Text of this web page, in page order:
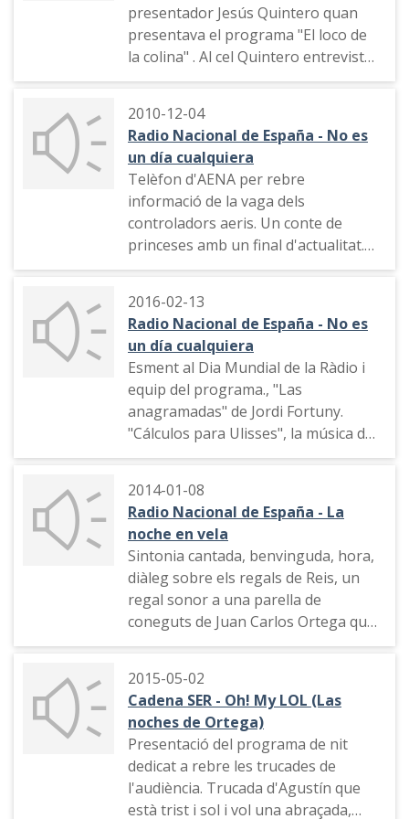
presentador Jesús Quintero quan
presentava el programa "El loco de
la colina" . Al cel Quintero entrevista
a una vella que va morir amb 106
morir el 3 d'octubre de 2022)
2010-12-04
Radio Nacional de España - No es
un día cualquiera
Telèfon d'AENA per rebre
informació de la vaga dels
controladors aeris. Un conte de
princeses amb un final d'actualitat.
Informació des de l'aeroport de
sobre la situació als aeroports i
l'actitud dels passatgers. Espai
dedicat als viatges (els preus dels
taxis al món i altres temes)
2016-02-13
Radio Nacional de España - No es
un día cualquiera
Esment al Dia Mundial de la Ràdio i
equip del programa., "Las
anagramadas" de Jordi Fortuny.
"Cálculos para Ulisses", la música de
la pel·lícula "El crack", l'insult
Cervantes en RNE", el cinema, tema
musical, connexió amb Radio 6
2014-01-08
Radio Nacional de España - La
noche en vela
Sintonia cantada, benvinguda, hora,
diàleg sobre els regals de Reis, un
regal sonor a una parella de
coneguts de Juan Carlos Ortega que
s'agraden
2015-05-02
Cadena SER - Oh! My LOL (Las
noches de Ortega)
Presentació del programa de nit
dedicat a rebre les trucades de
l'audiència. Trucada d'Agustín que
està trist i sol i vol una abraçada,